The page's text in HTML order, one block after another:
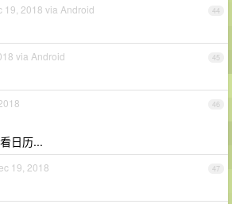
44
19, 2018 via Android
45
via Android
46
日历...
47
19, 2018